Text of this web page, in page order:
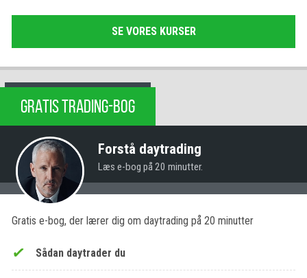
SE VORES KURSER
GRATIS TRADING-BOG
Forstå daytrading
Læs e-bog på 20 minutter.
Gratis e-bog, der lærer dig om daytrading på 20 minutter
Sådan daytrader du